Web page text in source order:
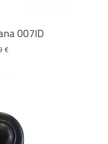
007ID
€